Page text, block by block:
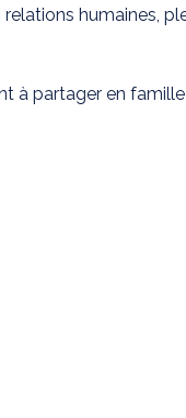
humaines,
à partager en